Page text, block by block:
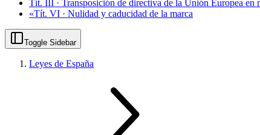
Tít. III · Transposición de directiva de la Unión Europea
«Tít. VI · Nulidad y caducidad de la marca
Toggle Sidebar
Leyes de España